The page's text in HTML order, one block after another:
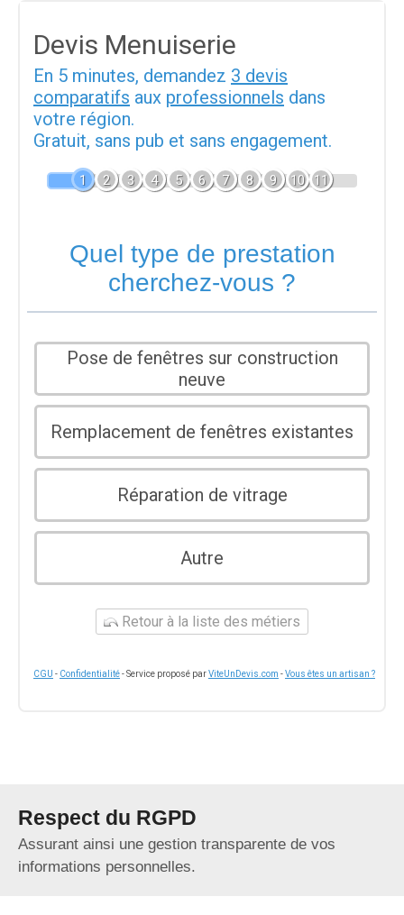
Devis Menuiserie
En 5 minutes, demandez 3 devis
comparatifs aux professionnels dans
votre région.
Gratuit, sans pub et sans engagement.
1 2 3 4 5 6 7 8 9 10 11
Quel type de prestation
cherchez-vous ?
Pose de fenêtres sur construction
neuve
Remplacement de fenêtres existantes
Réparation de vitrage
Autre
Retour à la liste des métiers
CGU - Confidentialité- Service proposé parViteUnDevis.com -Vous êtes un artisan ?
Respect du RGPD
Assurant ainsi une gestion transparente de vos
informations personnelles.